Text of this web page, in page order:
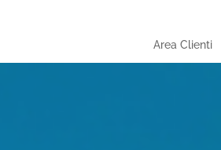
Area Clienti